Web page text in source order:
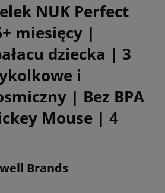
NUK Perfect
miesięcy |
dziecka | 3
i
| Bez BPA
Mouse | 4
Brands